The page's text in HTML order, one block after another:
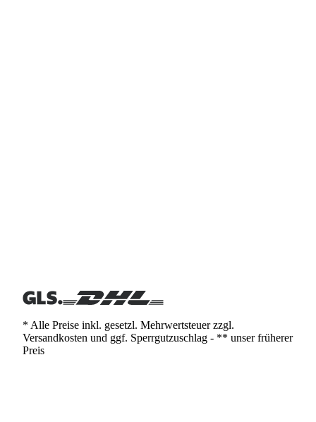
* Alle Preise inkl. gesetzl. Mehrwertsteuer zzgl.
Versandkosten und ggf. Sperrgutzuschlag - ** unser früherer
Preis